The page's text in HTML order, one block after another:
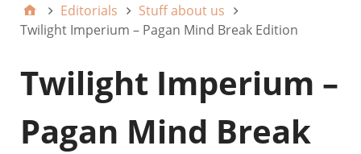
Editorials
Stuff about us
Twilight Imperium – Pagan Mind Break Edition
Twilight Imperium –
Pagan Mind Break